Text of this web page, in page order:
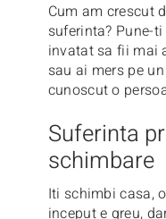
Cum am crescut
suferinta? Pune-
invatat sa fii mai
sau ai mers pe
cunoscut o
Suferinta
schimbare
Iti schimbi casa,
inceput e greu,